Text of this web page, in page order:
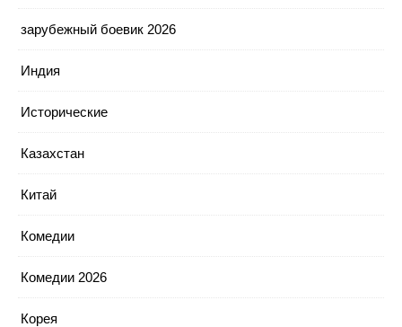
зарубежный боевик 2026
Индия
Исторические
Казахстан
Китай
Комедии
Комедии 2026
Корея